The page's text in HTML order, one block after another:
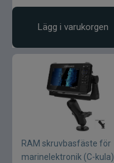
Lägg i varukorgen
RAM skruvbasfäste för
marinelektronik (C-kula)